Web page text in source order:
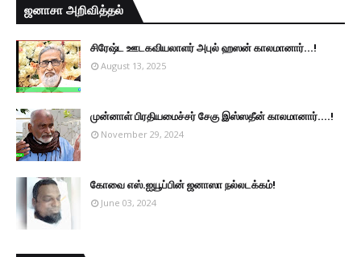
ஜனாசா அறிவித்தல்
சிரேஷ்ட ஊடகவியலாளர் அபுல் ஹஸன் காலமானார்...!
August 13, 2025
முன்னாள் பிரதியமைச்சர் சேகு இஸ்ஸதீன் காலமானார்….!
November 29, 2024
கோவை எஸ்.ஐயூப்பின் ஜனாஸா நல்லடக்கம்!
June 03, 2024